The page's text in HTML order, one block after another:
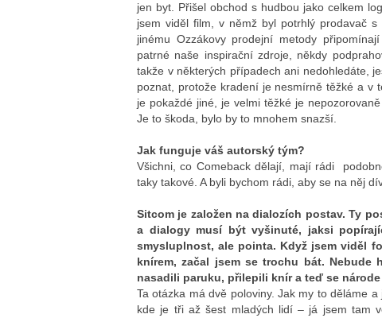
jen byt. Přišel obchod s hudbou jako celkem
jsem viděl film, v němž byl potrhlý prodavač s
jinému Ozzákovy prodejní metody připomínají
patrné naše inspirační zdroje, někdy
takže v některých případech ani nedohledáte,
poznat, protože kradení je nesmírně těžké a v
je pokaždé jiné, je velmi těžké je
Je to škoda, bylo by to mnohem snazší.
Jak funguje váš autorský tým?
Všichni, co Comeback dělají, mají rádi
taky takové. A byli bychom rádi, aby se na něj
Sitcom je založen na dialozích postav. Ty
a dialogy musí být vyšinuté, jaksi
smysluplnost, ale pointa. Když jsem viděl
knírem, začal jsem se trochu bát. Nebude
nasadili paruku, přilepili knír a teď se
Ta otázka má dvě poloviny. Jak my to děláme
kde je tři až šest mladých lidí – já jsem tam